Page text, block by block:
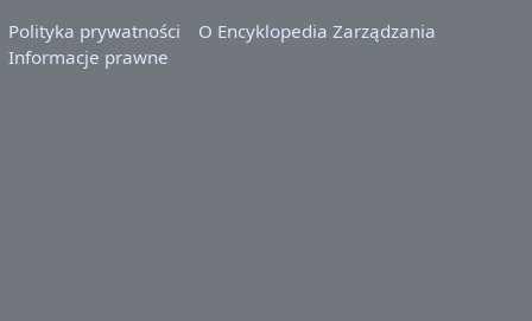
Polityka prywatności
O Encyklopedia Zarządzania
Informacje prawne